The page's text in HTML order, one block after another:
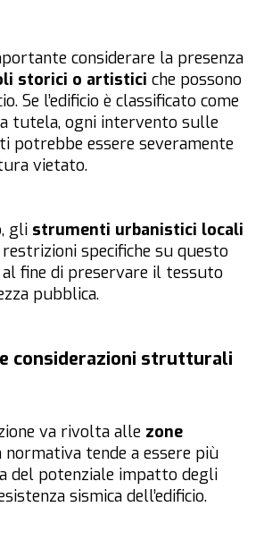
considerare la presenza
storici o artistici che possono
Se l’edificio è classificato come
tutela, ogni intervento sulle
essere severamente
vietato.
gli strumenti urbanistici locali
specifiche su questo
fine di preservare il tessuto
pubblica.
considerazioni strutturali
va rivolta alle zone
normativa tende a essere più
del potenziale impatto degli
sismica dell’edificio.